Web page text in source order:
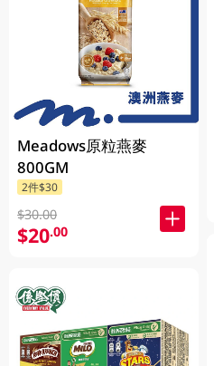
Meadows原粒燕麥
800GM
2件$30
$30.00
$20.00